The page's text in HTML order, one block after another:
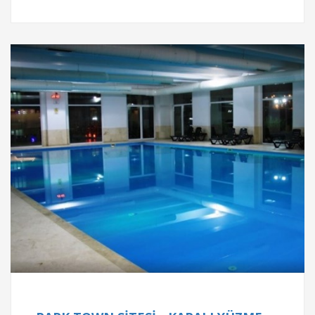
Proje Bilgileri
BOF MİMARİ TASARIM - MYSİOS